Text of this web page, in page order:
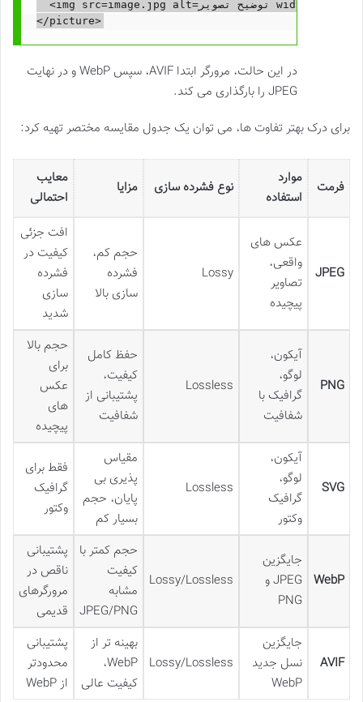
  <img src=image.jpg alt=توضیح تصویر width=800 height=600>
</picture>
در این حالت، مرورگر ابتدا AVIF، سپس WebP و در نهایت
JPEG را بارگذاری می کند.
برای درک بهتر تفاوت ها، می توان یک جدول مقایسه مختصر تهیه کرد:
فرمت
موارد
استفاده
نوع فشرده سازی مزایا
معایب
احتمالی
JPEG
عکس های
واقعی،
تصاویر
پیچیده
Lossy
حجم کم،
فشرده
سازی بالا
افت جزئی
کیفیت در
فشرده
سازی
شدید
PNG
آیکون،
لوگو،
گرافیک با
شفافیت
Lossless
حفظ کامل
کیفیت،
پشتیبانی از
شفافیت
حجم بالا
برای
عکس
های
پیچیده
SVG
آیکون،
لوگو،
گرافیک
وکتور
Lossless
مقیاس
پذیری بی
پایان، حجم
بسیار کم
فقط برای
گرافیک
وکتور
WebP
جایگزین
JPEG و
PNG
Lossy/Lossless
حجم کمتر با
کیفیت
مشابه
JPEG/PNG
پشتیبانی
ناقص در
مرورگرهای
قدیمی
AVIF
جایگزین
نسل جدید
WebP
Lossy/Lossless
بهینه تر از
WebP،
کیفیت عالی
پشتیبانی
محدودتر
از WebP